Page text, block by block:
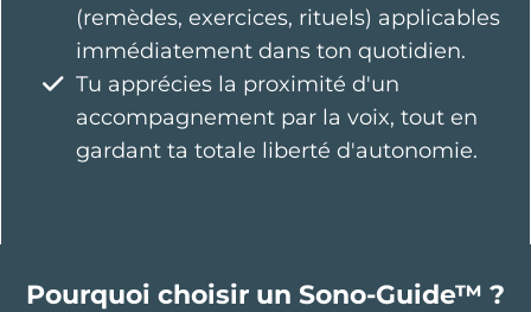
(remèdes, exercices, rituels) applicables
immédiatement dans ton quotidien.
Tu apprécies la proximité d'un
accompagnement par la voix, tout en
gardant ta totale liberté d'autonomie.
Pourquoi choisir un Sono-Guide™ ?